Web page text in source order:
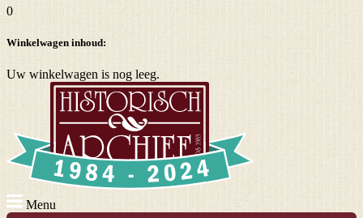
0
Winkelwagen inhoud:
Uw winkelwagen is nog leeg.
Menu